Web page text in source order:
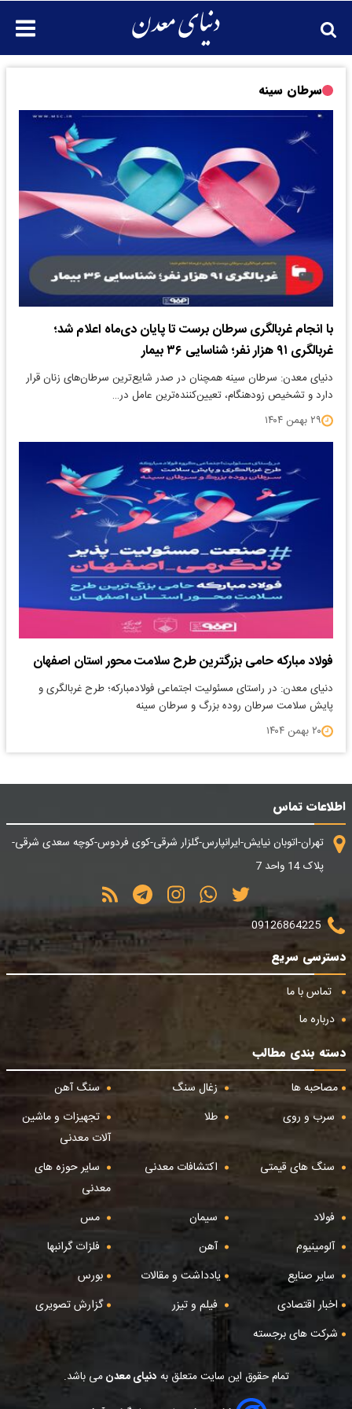
سرطان سینه
با انجام غربالگری سرطان برست تا پایان دی‌ماه اعلام شد؛
غربالگری ۹۱ هزار نفر؛ شناسایی ۳۶ بیمار
دنیای معدن: سرطان سینه همچنان در صدر شایع‌ترین سرطان‌های زنان قرار
دارد و تشخیص زودهنگام، تعیین‌کننده‌ترین عامل در…
۲۹ بهمن ۱۴۰۴
فولاد مبارکه حامی بزرگترین طرح سلامت محور استان اصفهان
دنیای معدن: در راستای مسئولیت اجتماعی فولادمبارکه؛ طرح غربالگری و
پایش سلامت سرطان روده بزرگ و سرطان سینه
۲۰ بهمن ۱۴۰۴
اطلاعات تماس
تهران-اتوبان نیایش-ایرانپارس-گلزار شرقی-کوی فردوس-کوچه سعدی شرقی-
پلاک 14 واحد 7
09126864225
دسترسی سریع
تماس با ما
درباره ما
دسته بندی مطالب
مصاحبه ها
زغال سنگ
سنگ آهن
سرب و روی
طلا
تجهیزات و ماشین
آلات معدنی
سنگ های قیمتی
اکتشافات معدنی
سایر حوزه های
معدنی
فولاد
سیمان
مس
آلومینیوم
آهن
فلزات گرانبها
سایر صنایع
یادداشت و مقالات
بورس
اخبار اقتصادی
فیلم و تیزر
گزارش تصویری
شرکت های برجسته
تمام حقوق این سایت متعلق به دنیای معدنمی باشد.